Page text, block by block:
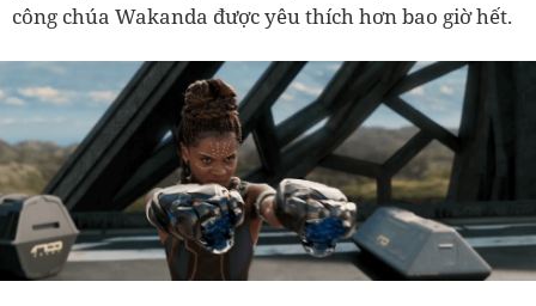
công chúa Wakanda được yêu thích hơn bao giờ hết.